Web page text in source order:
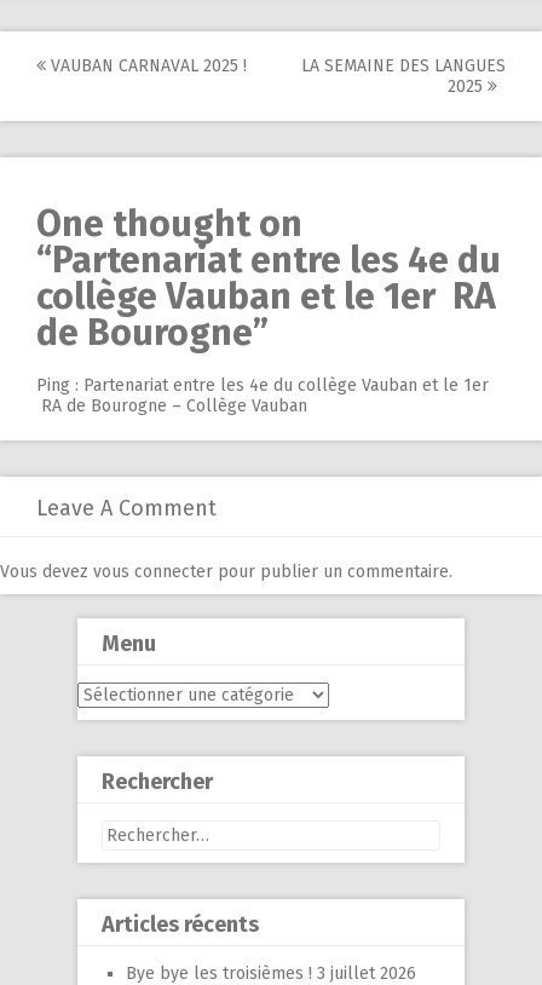
Post
VAUBAN CARNAVAL 2025 !
LA SEMAINE DES LANGUES
2025
One thought on
“Partenariat entre les 4e du
collège Vauban et le 1er RA
de Bourogne”
Ping : Partenariat entre les 4e du collège Vauban et le 1er
RA de Bourogne – Collège Vauban
Leave A Comment
Vous devez vous connecter pour publier un commentaire.
Menu
Menu
Rechercher
Rechercher :
Articles récents
Bye bye les troisièmes ! 3 juillet 2026